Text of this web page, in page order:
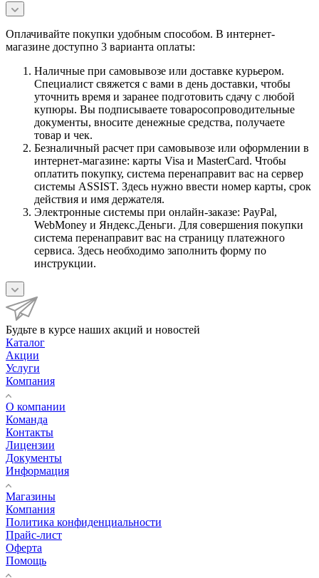
Оплачивайте покупки удобным способом. В интернет-
магазине доступно 3 варианта оплаты:
Наличные при самовывозе или доставке курьером.
Специалист свяжется с вами в день доставки, чтобы
уточнить время и заранее подготовить сдачу с любой
купюры. Вы подписываете товаросопроводительные
документы, вносите денежные средства, получаете
товар и чек.
Безналичный расчет при самовывозе или оформлении в
интернет-магазине: карты Visa и MasterCard. Чтобы
оплатить покупку, система перенаправит вас на сервер
системы ASSIST. Здесь нужно ввести номер карты, срок
действия и имя держателя.
Электронные системы при онлайн-заказе: PayPal,
WebMoney и Яндекс.Деньги. Для совершения покупки
система перенаправит вас на страницу платежного
сервиса. Здесь необходимо заполнить форму по
инструкции.
Будьте в курсе наших акций и новостей
Каталог
Акции
Услуги
Компания
О компании
Команда
Контакты
Лицензии
Документы
Информация
Магазины
Компания
Политика конфиденциальности
Прайс-лист
Оферта
Помощь